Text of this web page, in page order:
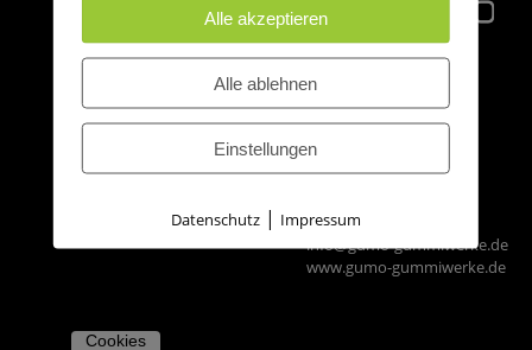
DUROPLASTE
GUMMISTOPFEN
AGB
EINKAUFSBEDINGUNGEN
ANFAHRT
IMPRESSUM
GUMO
Technische
Gummi-Formartikel
GmbH
Düneberger Straße 108
Tel.: +49 41 52 - 30 10
info@gumo-gummiwerke.de
www.gumo-gummiwerke.de
Cookies
Alle akzeptieren
Alle ablehnen
Einstellungen
Datenschutz| Impressum